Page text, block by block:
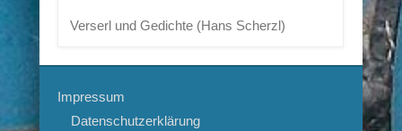
Verserl und Gedichte (Hans Scherzl)
Impressum
Datenschutzerklärung